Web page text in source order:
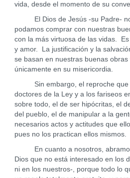
vida, desde el momento de su
El Dios de Jesús -su Padre- no
podamos comprar con nuestras
con la más virtuosa de las vidas.
y amor. La justificación y la
se basan en nuestras buenas
únicamente en su misericordia.
Sin embargo, el reproche que
doctores de la Ley y a los fariseos
sobre todo, el de ser hipócritas, el
del pueblo, el de manipular a la
necesarios actos y actitudes que
pues no los practican ellos mismos.
En cuanto a nosotros, abramos
Dios que no está interesado en los
ni en los nuestros-, porque todo lo